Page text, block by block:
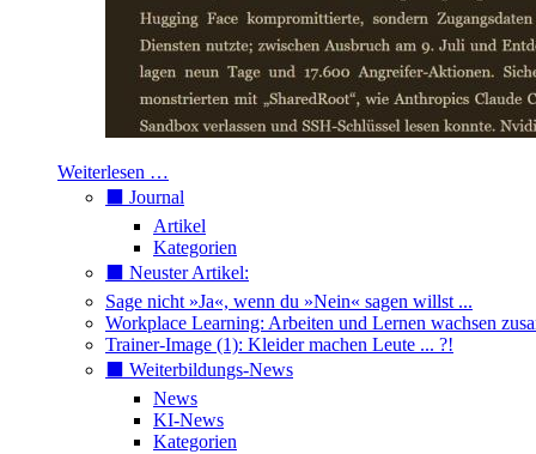
Weiterlesen …
⬛️ Journal
Artikel
Kategorien
⬛️ Neuster Artikel:
Sage nicht »Ja«, wenn du »Nein« sagen willst ...
Workplace Learning: Arbeiten und Lernen wachsen
Trainer-Image (1): Kleider machen Leute ... ?!
⬛️ Weiterbildungs-News
News
KI-News
Kategorien